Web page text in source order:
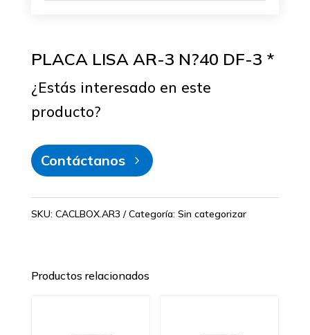
PLACA LISA AR-3 N?40 DF-3 *
¿Estás interesado en este
producto?
Contáctanos
SKU: CACLBOX.AR3 Categoría: Sin categorizar
Productos relacionados